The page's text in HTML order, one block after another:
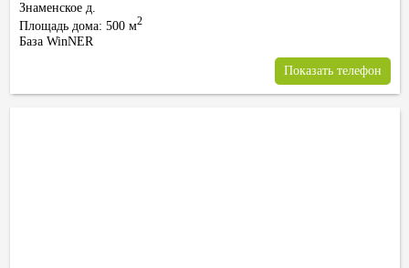
Знаменское д.
Площадь дома: 500 м2
База WinNER
Показать телефон